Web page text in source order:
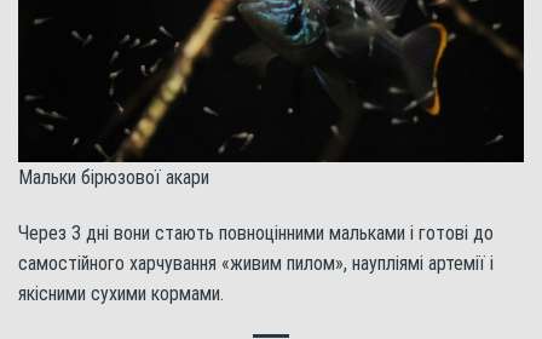
Мальки бірюзової акари
Через 3 дні вони стають повноцінними мальками і готові до
самостійного харчування «живим пилом», наупліямі артемії і
якісними сухими кормами.